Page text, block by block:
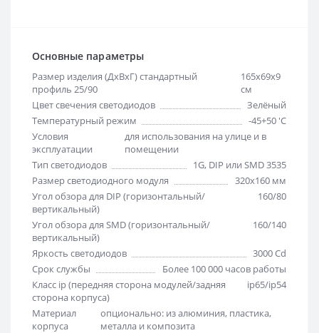
Основные параметры
Размер изделия (ДхВхГ) стандартный
профиль 25/90
165х69х9
см
Цвет свечения светодиодов
Зелёный
Температурный режим
-45+50 'C
Условия
эксплуатации
для использования на улице и в
помещении
Тип светодиодов
1G, DIP или SMD 3535
Размер светодиодного модуля
320х160 мм
Угол обзора для DIP (горизонтальный/
вертикальный)
160/80
Угол обзора для SMD (горизонтальный/
вертикальный)
160/140
Яркость светодиодов
3000 Cd
Срок службы
Более 100 000 часов работы
Класс ip (передняя сторона модулей/задняя
сторона корпуса)
ip65/ip54
Материал
корпуса
опционально: из алюминия, пластика,
металла и композита